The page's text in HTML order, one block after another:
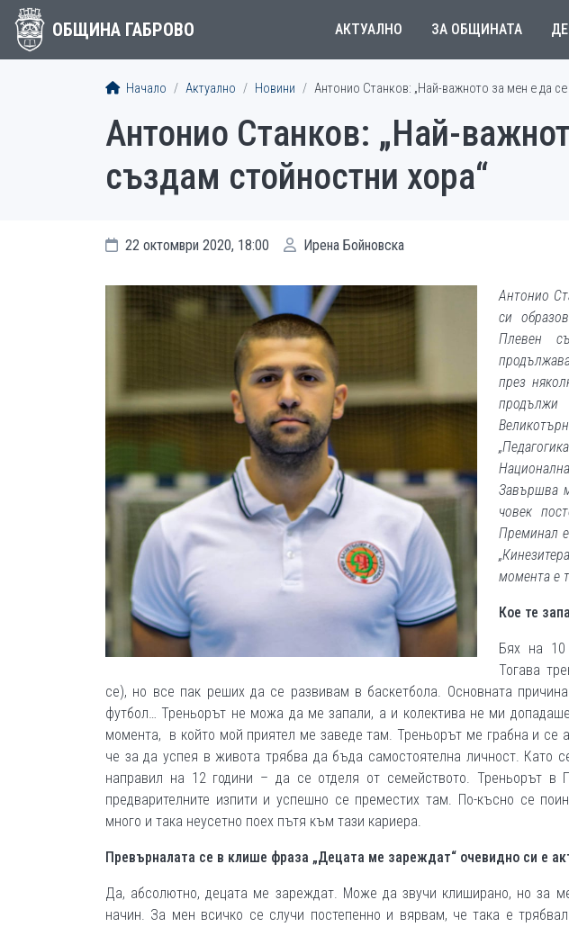
ОБЩИНА ГАБРОВО АКТУАЛНО ЗА ОБЩИНАТА
Начало Актуално Новини Антонио Станков: „Най-важното за мен е да
Антонио Станков: „Най-
създам стойностни хора“
22 октомври 2020, 18:00 Ирена Бойновска
Антонио
си
Плевен
през
Завършва
човек
Преминал
момента е
Кое те
Бях на 10
Тогава
се), но все пак реших да се развивам в баскетбола. Основната
футбол… Треньорът не можа да ме запали, а и колектива не ми
момента, в който мой приятел ме заведе там. Треньорът ме грабна и се
че за да успея в живота трябва да бъда самостоятелна личност. Като
направил на 12 години – да се отделя от семейството. Треньорът
предварителните изпити и успешно се преместих там. По-късно се
много и така неусетно поех пътя към тази кариера.
Превърналата се в клише фраза „Децата ме зареждат“ очевидно си е
Да, абсолютно, децата ме зареждат. Може да звучи клиширано, но за
начин. За мен всичко се случи постепенно и вярвам, че така е